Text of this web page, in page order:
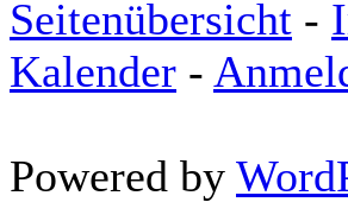
Seitenübersicht -
Kalender -
Powered by